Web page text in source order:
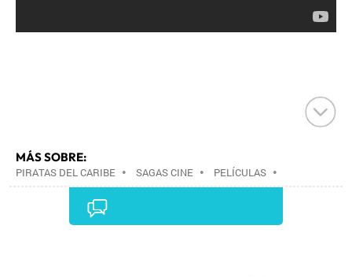
MÁS SOBRE:
PIRATAS DEL CARIBE • SAGAS CINE • PELÍCULAS •